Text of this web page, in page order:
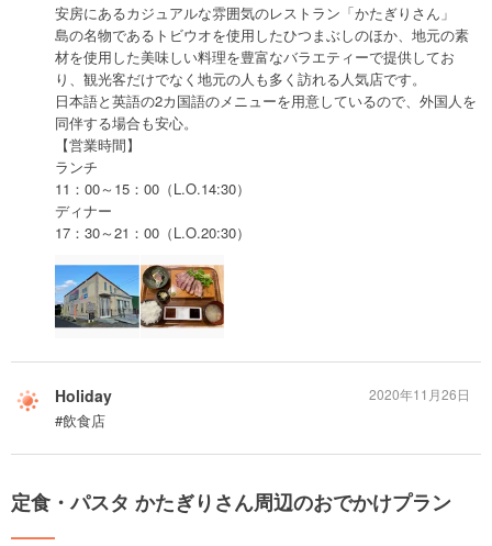
安房にあるカジュアルな雰囲気のレストラン「かたぎりさん」
島の名物であるトビウオを使用したひつまぶしのほか、地元の素
材を使用した美味しい料理を豊富なバラエティーで提供してお
り、観光客だけでなく地元の人も多く訪れる人気店です。
日本語と英語の2カ国語のメニューを用意しているので、外国人を
同伴する場合も安心。
【営業時間】
ランチ
11：00～15：00（L.O.14:30）
ディナー
17：30～21：00（L.O.20:30）
Holiday
#飲食店
2020年11月26日
定食・パスタ かたぎりさん周辺のおでかけプラン